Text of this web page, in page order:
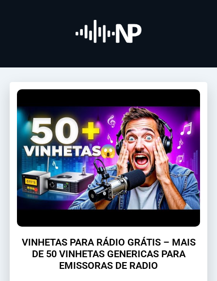
VINHETAS PARA RÁDIO GRÁTIS – MAIS
DE 50 VINHETAS GENERICAS PARA
EMISSORAS DE RADIO